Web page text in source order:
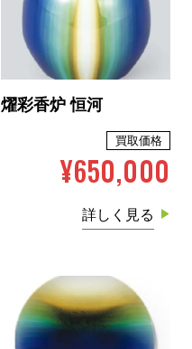
燿彩香炉 恒河
買取価格
¥650,000
詳しく見る